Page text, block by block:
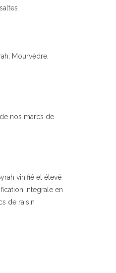
Mourvèdre,
nos marcs de
vinifié et élevé
intégrale en
de raisin